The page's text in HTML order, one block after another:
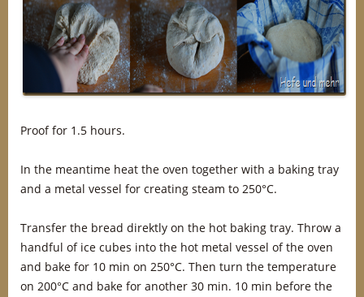
Proof for 1.5 hours.
In the meantime heat the oven together with a baking tray
and a metal vessel for creating steam to 250°C.
Transfer the bread direktly on the hot baking tray. Throw a
handful of ice cubes into the hot metal vessel of the oven
and bake for 10 min on 250°C. Then turn the temperature
on 200°C and bake for another 30 min. 10 min before the